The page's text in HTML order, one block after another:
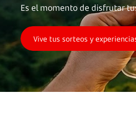
Es el momento de disfrutar
Vive tus sorteos y